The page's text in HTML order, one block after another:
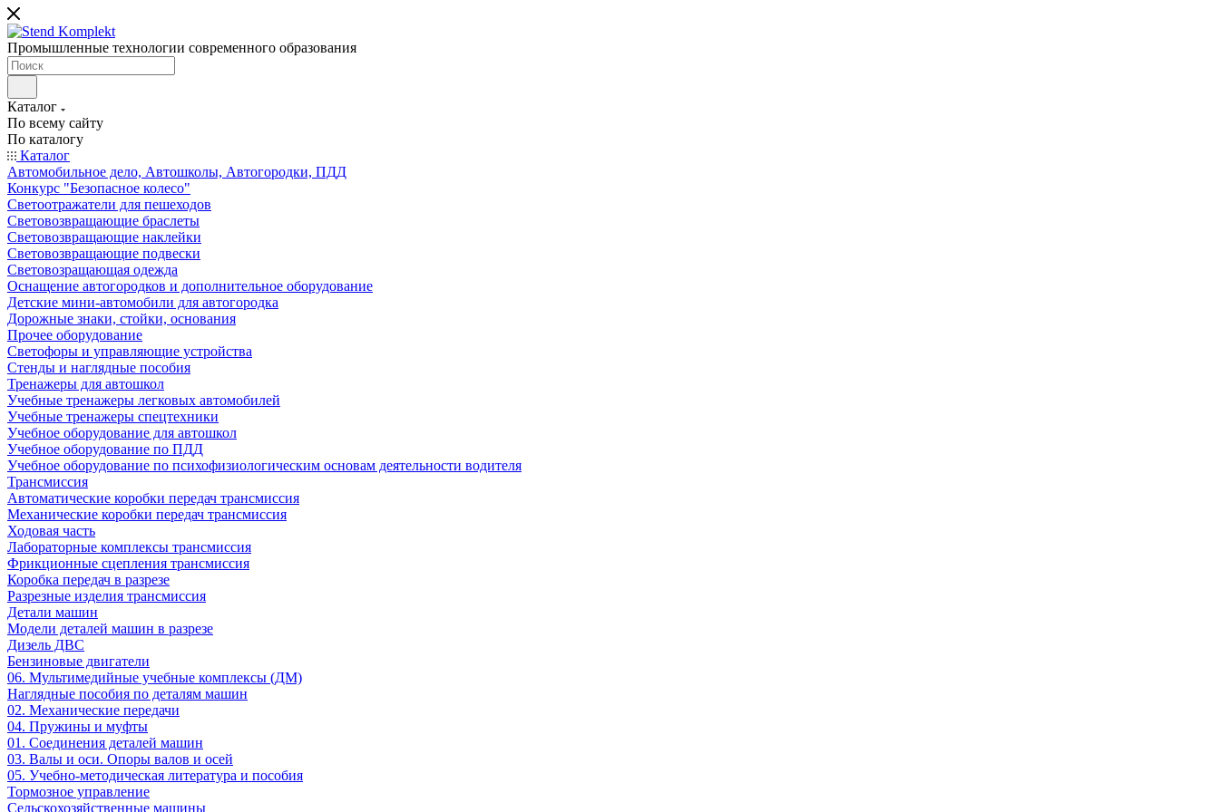
Промышленные технологии современного образования
Каталог
По всему сайту
По каталогу
Каталог
Автомобильное дело, Автошколы, Автогородки, ПДД
Конкурс "Безопасное колесо"
Светоотражатели для пешеходов
Световозвращающие браслеты
Световозвращающие наклейки
Световозвращающие подвески
Световозращающая одежда
Оснащение автогородков и дополнительное оборудование
Детские мини-автомобили для автогородка
Дорожные знаки, стойки, основания
Прочее оборудование
Светофоры и управляющие устройства
Стенды и наглядные пособия
Тренажеры для автошкол
Учебные тренажеры легковых автомобилей
Учебные тренажеры спецтехники
Учебное оборудование для автошкол
Учебное оборудование по ПДД
Учебное оборудование по психофизиологическим основам деятельности водителя
Трансмиссия
Автоматические коробки передач трансмиссия
Механические коробки передач трансмиссия
Ходовая часть
Лабораторные комплексы трансмиссия
Фрикционные сцепления трансмиссия
Коробка передач в разрезе
Разрезные изделия трансмиссия
Детали машин
Модели деталей машин в разрезе
Дизель ДВС
Бензиновые двигатели
06. Мультимедийные учебные комплексы (ДМ)
Наглядные пособия по деталям машин
02. Механические передачи
04. Пружины и муфты
01. Соединения деталей машин
03. Валы и оси. Опоры валов и осей
05. Учебно-методическая литература и пособия
Тормозное управление
Сельскохозяйственные машины